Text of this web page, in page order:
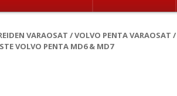
VARAOSAT /VOLVO PENTA VARAOSAT /
VOLVO PENTA MD6 & MD7